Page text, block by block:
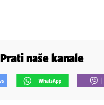
Prati naše kanale